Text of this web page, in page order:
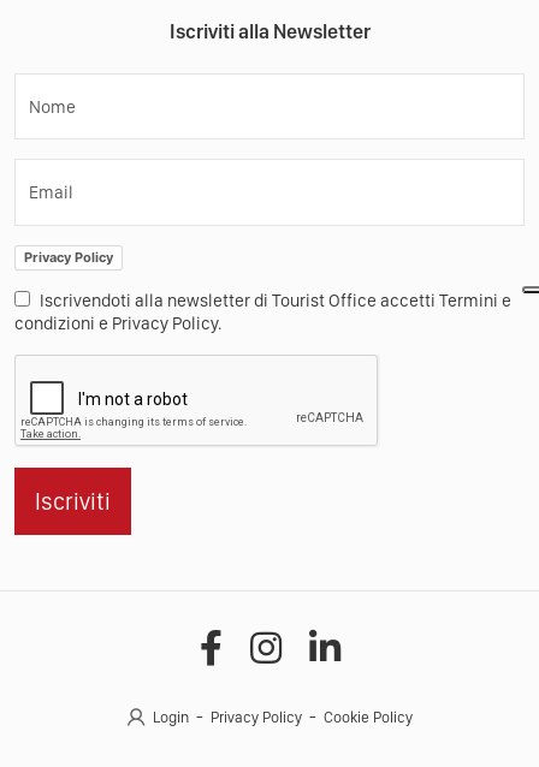
Iscriviti alla Newsletter
Nome
Email
Privacy Policy
Iscrivendoti alla newsletter di Tourist Office accetti Termini e
condizioni e Privacy Policy.
Iscriviti
Login Privacy Policy Cookie Policy